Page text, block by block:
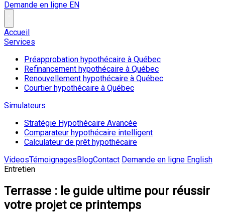
Demande en ligne EN
Accueil
Services
Préapprobation hypothécaire à Québec
Refinancement hypothécaire à Québec
Renouvellement hypothécaire à Québec
Courtier hypothécaire à Québec
Simulateurs
Stratégie Hypothécaire Avancée
Comparateur hypothécaire intelligent
Calculateur de prêt hypothécaire
VideosTémoignagesBlogContact Demande en ligne English
Entretien
Terrasse : le guide ultime pour réussir
votre projet ce printemps